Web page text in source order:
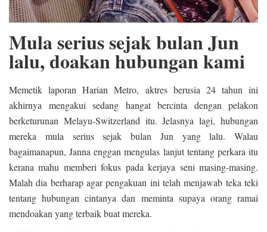
Mula serius sejak bulan Jun
lalu, doakan hubungan kami
Memetik laporan Harian Metro, aktres berusia 24 tahun ini
akhirnya mengakui sedang hangat bercinta dengan pelakon
berketurunan Melayu-Switzerland itu. Jelasnya lagi, hubungan
mereka mula serius sejak bulan Jun yang lalu. Walau
bagaimanapun, Janna enggan mengulas lanjut tentang perkara itu
kerana mahu memberi fokus pada kerjaya seni masing-masing.
Malah dia berharap agar pengakuan ini telah menjawab teka teki
tentang hubungan cintanya dan meminta supaya orang ramai
mendoakan yang terbaik buat mereka.